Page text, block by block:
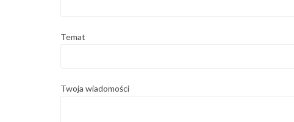
Temat
Twoja wiadomości